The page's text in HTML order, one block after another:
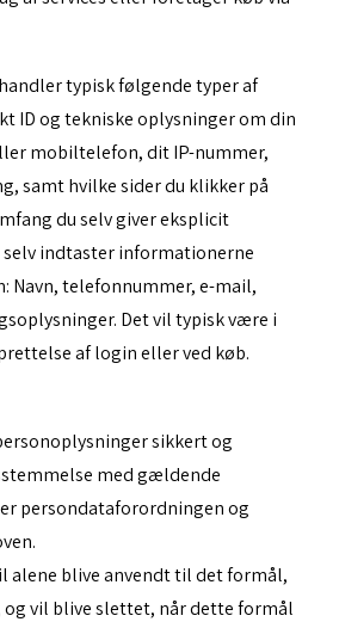
typisk følgende typer af
ID og tekniske oplysninger om din
mobiltelefon, dit IP-nummer,
samt hvilke sider du klikker på
du selv giver eksplicit
indtaster informationerne
Navn, telefonnummer, e-mail,
Det vil typisk være i
af login eller ved køb.
sikkert og
med gældende
persondataforordningen og
alene blive anvendt til det formål,
vil blive slettet, når dette formål